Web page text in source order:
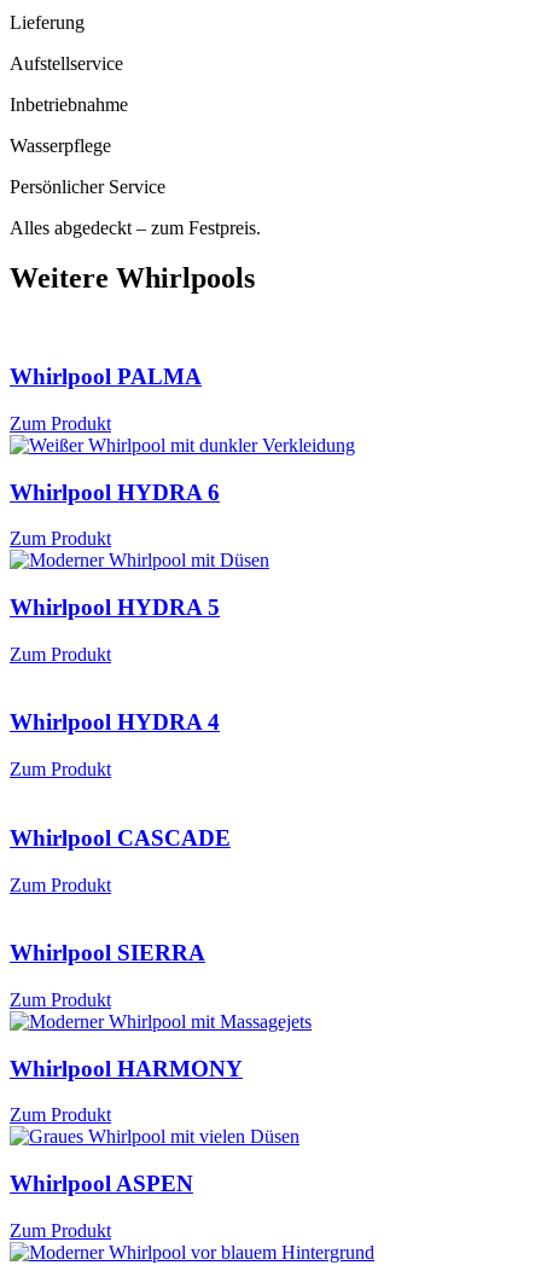
Lieferung
Aufstell­service
Inbetrieb­nahme
Wasser­pflege
Persönlicher Service
Alles abgedeckt – zum Festpreis.
Weitere Whirlpools
Whirlpool PALMA
Zum Produkt
Whirlpool HYDRA 6
Zum Produkt
Whirlpool HYDRA 5
Zum Produkt
Whirlpool HYDRA 4
Zum Produkt
Whirlpool CASCADE
Zum Produkt
Whirlpool SIERRA
Zum Produkt
Whirlpool HARMONY
Zum Produkt
Whirlpool ASPEN
Zum Produkt